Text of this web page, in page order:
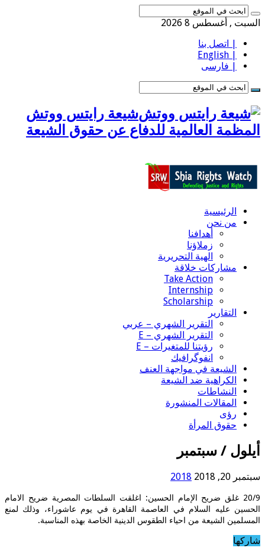
السبت , أغسطس 8 2026
| اتصل بنا
| English
| فارسى
شيعة رايتس ووتش
المظمة العالمية للدفاع عن حقوق الشيعة
الرئيسية
من نحن
أهدافنا
زملاؤنا
الهية التحريرية
مشاركات خلاقة
Take Action
Internship
Scholarship
التقارير
التقرير الشهري – عربي
التقرير الشهري – E
رؤيتنا للمتغيرات – E
انفوگرافيك
الشيعة في مواجهة العنف
الكراهية ضد الشيعة
النشاطات
المقالات المنشورة
رؤى
حقوق المرأة
أيلول / سبتمبر
سبتمبر 20, 2018 2018
20/9 غلق ضريح الإمام الحسين: اغلقت السلطات المصرية ضريح الامام
الحسين عليه السلام في العاصمة القاهرة في يوم عاشوراء، وذلك لمنع
المسلمين الشيعة من احياء الطقوس الدينية الخاصة بهذه المناسبة.
شاركها